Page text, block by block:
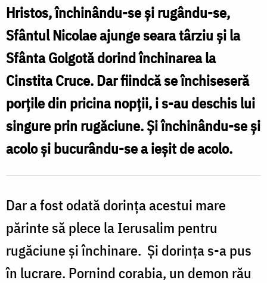
Hristos, închinându-se și rugându-se,
Sfântul Nicolae ajunge seara târziu și la
Sfânta Golgotă dorind închinarea la
Cinstita Cruce. Dar fiindcă se închiseseră
porțile din pricina nopții, i s-au deschis lui
singure prin rugăciune. Și închinându-se și
acolo și bucurându-se a ieșit de acolo.
Dar a fost odată dorința acestui mare
părinte să plece la Ierusalim pentru
rugăciune și închinare. Și dorința s-a pus
în lucrare. Pornind corabia, un demon rău